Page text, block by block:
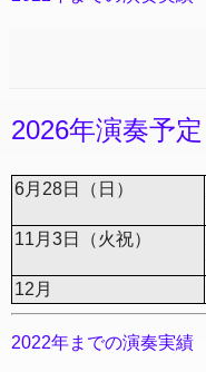
2026年演奏予定
6月28日（日）
11月3日（火祝）
12月
2022年までの演奏実績